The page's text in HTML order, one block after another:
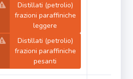
Distillati (petrolio)
frazioni paraffiniche
leggere
Distillati (petrolio)
frazioni paraffiniche
pesanti